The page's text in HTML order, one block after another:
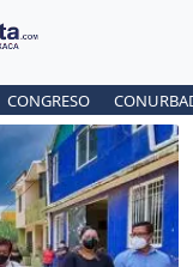
CONGRESO